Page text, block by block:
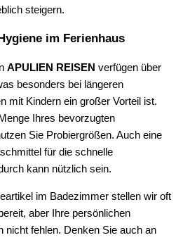
steigern.
im Ferienhaus
APULIEN REISEN verfügen über
besonders bei längeren
mit Kindern ein großer Vorteil ist.
Ihres bevorzugten
Sie Probiergrößen. Auch eine
für die schnelle
kann nützlich sein.
im Badezimmer stellen wir oft
aber Ihre persönlichen
nicht fehlen. Denken Sie auch an